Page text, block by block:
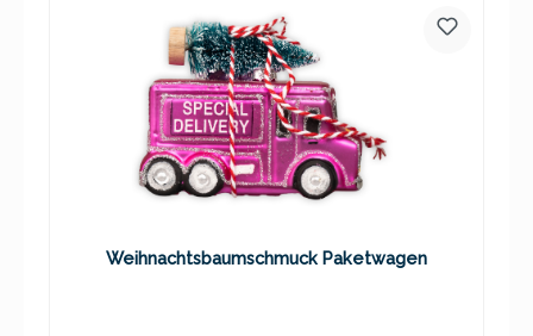
Weihnachtsbaumschmuck Paketwagen